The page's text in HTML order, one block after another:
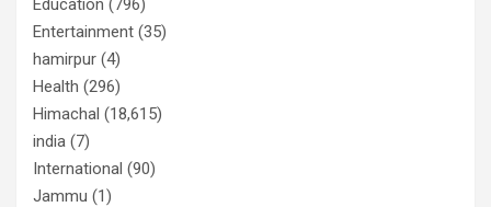
Education (796)
Entertainment (35)
hamirpur (4)
Health (296)
Himachal (18,615)
india (7)
International (90)
Jammu (1)